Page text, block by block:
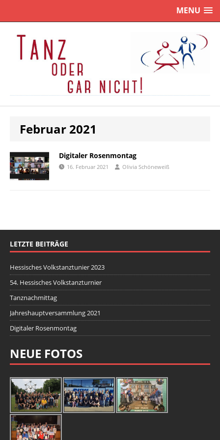
MENU
Februar 2021
Digitaler Rosenmontag
16. Februar 2021 Olivia Schöneweiß
LETZTE BEITRÄGE
Hessisches Volkstanztunier 2023
54. Hessisches Volkstanzturnier
Tanznachmittag
Jahreshauptversammlung 2021
Digitaler Rosenmontag
NEUE FOTOS